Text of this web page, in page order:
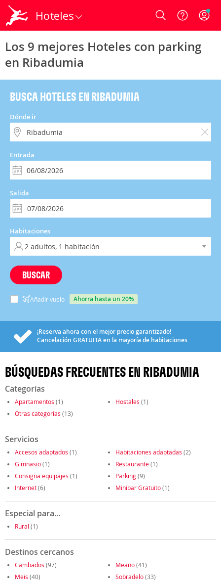
Hoteles Login
Los 9 mejores Hoteles con parking
en Ribadumia
BUSCA HOTELES EN RIBADUMIA
Dónde ir
Entrada
Salida
Habitaciones
BUSCAR
Añadir vuelo ahorra hasta un 20%
¡Reserva ahora con el mejor precio garantizado!
Cancelación GRATUITAen la mayoría de habitaciones
BÚSQUEDAS FRECUENTES EN RIBADUMIA
Categorías
Apartamentos (1) Hostales (1)
Otras categorías (13)
Servicios
Accesos adaptados (1) Habitaciones adaptadas (2)
Gimnasio(1) Restaurante(1)
Consigna equipajes (1) Parking(9)
Internet(6) Minibar Gratuito(1)
Especial para...
Rural (1)
Destinos cercanos
Cambados (97) Meaño(41)
Meis (40) Sobradelo(33)